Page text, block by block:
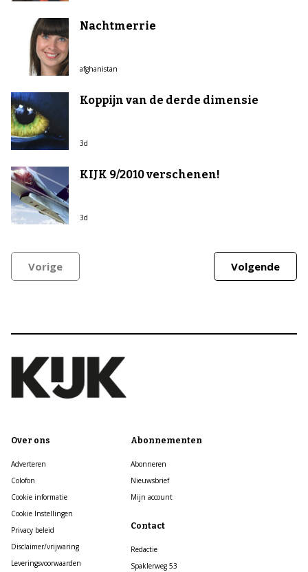
Nachtmerrie
afghanistan
Koppijn van de derde dimensie
3d
KIJK 9/2010 verschenen!
3d
Vorige Volgende
Over ons
Adverteren
Colofon
Cookie informatie
Cookie Instellingen
Privacy beleid
Disclaimer/vrijwaring
Leveringsvoorwaarden
Abonnementen
Abonneren
Nieuwsbrief
Mijn account
Contact
Redactie
Spaklerweg 53